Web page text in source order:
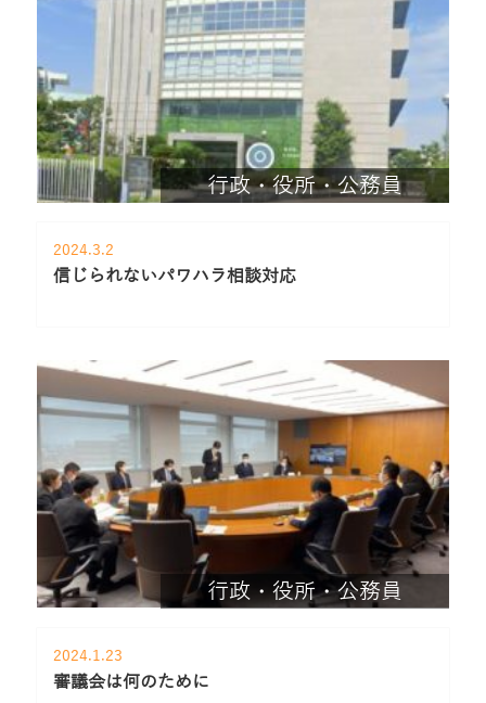
行政・役所・公務員
2024.3.2
信じられないパワハラ相談対応
行政・役所・公務員
2024.1.23
審議会は何のために